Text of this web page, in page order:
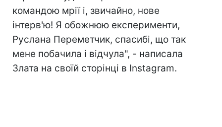
командою мрії і, звичайно, нове
інтерв'ю! Я обожнюю експерименти,
Руслана Переметчик, спасибі, що так
мене побачила і відчула", - написала
Злата на своїй сторінці в Instagram.